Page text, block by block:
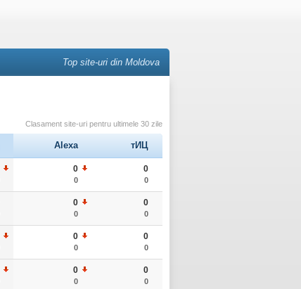
Top site-uri din Moldova
Clasament site-uri pentru ultimele 30 zile
Alexa тИЦ
0
0
0
0
0
0
0
0
0
0
0
0
0
0
0
0